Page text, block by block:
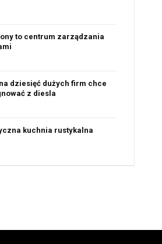
to centrum zarządzania
dziesięć dużych firm chce
z diesla
kuchnia rustykalna